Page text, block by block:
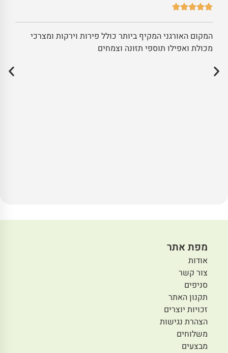
המקום האורגני המקיף ביותר כולל פירות וירקות ומצרכי
מכולת ואפילו תוספי תזונה וצמחים
מפת אתר
אודות
צור קשר
סניפים
תקנון האתר
זכויות יוצרים
הצהרת נגישות
משלוחים
מבצעים